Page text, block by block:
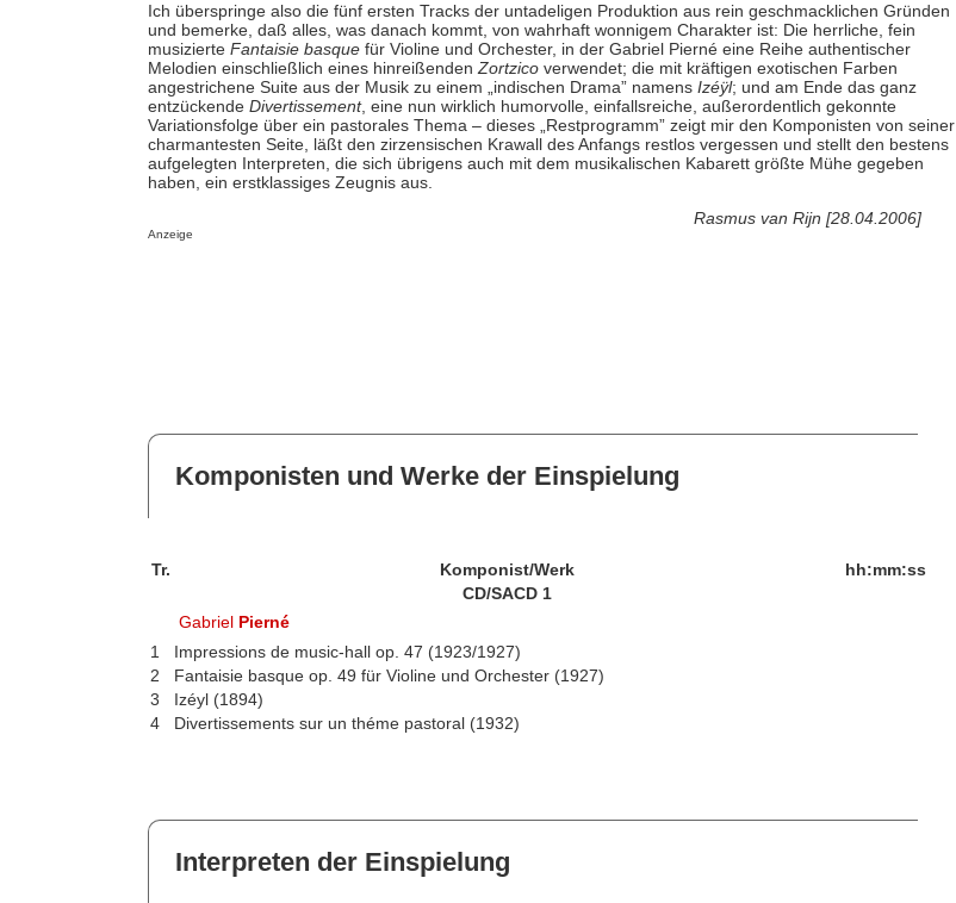
Ich überspringe also die fünf ersten Tracks der untadeligen Produktion aus rein geschmacklichen Gründen
und bemerke, daß alles, was danach kommt, von wahrhaft wonnigem Charakter ist: Die herrliche, fein
musizierte Fantaisie basquefür Violine und Orchester, in der Gabriel Pierné eine Reihe authentischer
Melodien einschließlich eines hinreißenden Zortzicoverwendet; die mit kräftigen exotischen Farben
angestrichene Suite aus der Musik zu einem „indischen Drama” namens Izéÿl; und am Ende das ganz
entzückende Divertissement, eine nun wirklich humorvolle, einfallsreiche, außerordentlich gekonnte
Variationsfolge über ein pastorales Thema – dieses „Restprogramm” zeigt mir den Komponisten von seiner
charmantesten Seite, läßt den zirzensischen Krawall des Anfangs restlos vergessen und stellt den bestens
aufgelegten Interpreten, die sich übrigens auch mit dem musikalischen Kabarett größte Mühe gegeben
haben, ein erstklassiges Zeugnis aus.
Rasmus van Rijn [28.04.2006]
Anzeige
Komponisten und Werke der Einspielung
Tr. Komponist/Werk
hh:mm:ss
CD/SACD 1
Gabriel Pierné
1
Impressions de music-hall op. 47 (1923/1927)
2
Fantaisie basque op. 49 für Violine und Orchester (1927)
3
Izéyl (1894)
4
Divertissements sur un théme pastoral (1932)
Interpreten der Einspielung